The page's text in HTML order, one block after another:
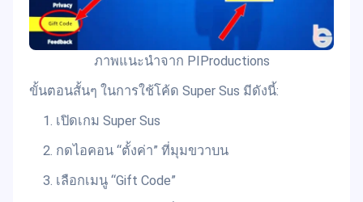
ภาพแนะนำจาก PIProductions
ขั้นตอนสั้นๆ ในการใช้โค้ด Super Sus มีดังนี้:
เปิดเกม Super Sus
กดไอคอน “ตั้งค่า” ที่มุมขวาบน
เลือกเมนู “Gift Code”